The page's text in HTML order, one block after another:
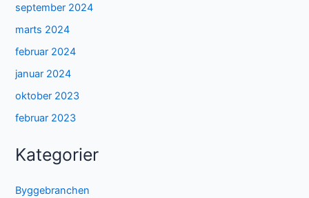
september 2024
marts 2024
februar 2024
januar 2024
oktober 2023
februar 2023
Kategorier
Byggebranchen